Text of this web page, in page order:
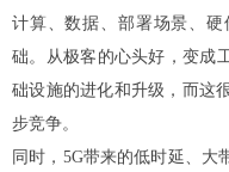
计算、数据、部署场景、
础。从极客的心头好，变成
础设施的进化和升级，而这
步竞争。
同时，5G带来的低时延、大